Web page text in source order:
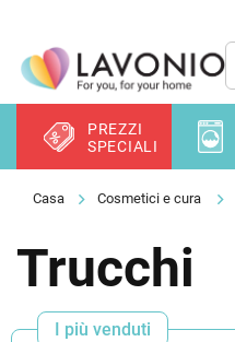
contenuto
PREZZI
SPECIALI
Cosmetici e cura
Trucchi
I più venduti